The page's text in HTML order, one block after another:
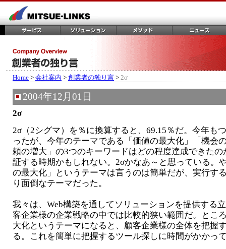
Home > 会社案内 > 創業者の独り言 > 2σ
2004年12月01日
2σ
2σ（2シグマ）を％に換算すると、69.15％だ。今年も
ったが、今年のテーマである「価値の最大化」「機会
頼の増大」の3つのキーワードはどの程度達成できたの
証する時期かもしれない。2σかなあ～と思っている。
の最大化」というテーマは言うのは簡単だが、実行す
り面倒なテーマだった。
我々は、Web構築を通してソリューションを提供する
客企業様の企業戦略の中では比較的狭い範囲だ。とこ
大化というテーマになると、顧客企業様の全体を把握
る。これを簡単に把握するツール探しに時間がかかっ